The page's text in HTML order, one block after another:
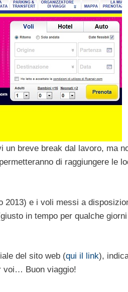
breve break dal lavoro, ma
di raggiungere le
2013) e i voli messi a
in tempo per qualche
del sito web (qui il link),
voi… Buon viaggio!